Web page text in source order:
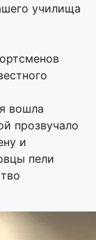
училища
вошла
прозвучало
и
пели